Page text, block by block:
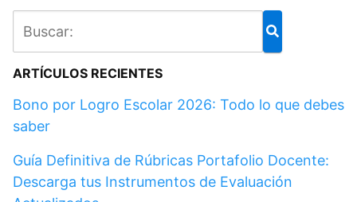
ARTÍCULOS RECIENTES
Bono por Logro Escolar 2026: Todo lo que debes
saber
Guía Definitiva de Rúbricas Portafolio Docente:
Descarga tus Instrumentos de Evaluación